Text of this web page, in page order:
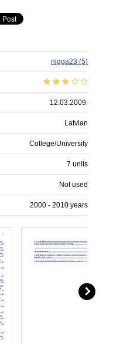
nigga23 (5)
12.03.2009.
Latvian
College/University
7 units
Not used
2000 - 2010 years